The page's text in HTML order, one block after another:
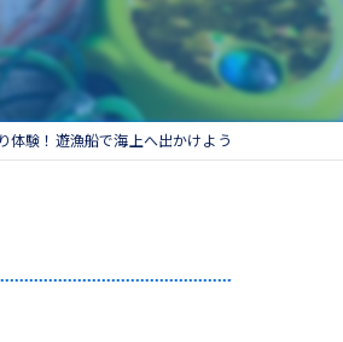
体験！遊漁船で海上へ出かけよう